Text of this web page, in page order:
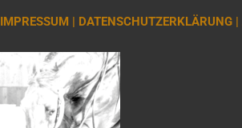
IMPRESSUM | DATENSCHUTZERKLÄRUNG |